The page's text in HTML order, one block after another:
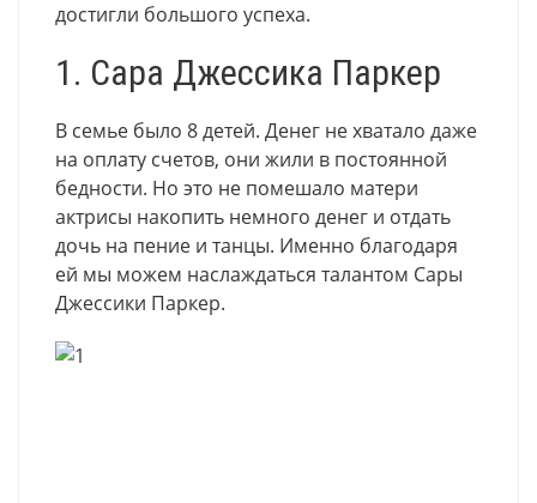
достигли большого успеха.
1. Сара Джессика Паркер
В семье было 8 детей. Денег не хватало даже
на оплату счетов, они жили в постоянной
бедности. Но это не помешало матери
актрисы накопить немного денег и отдать
дочь на пение и танцы. Именно благодаря
ей мы можем наслаждаться талантом Сары
Джессики Паркер.